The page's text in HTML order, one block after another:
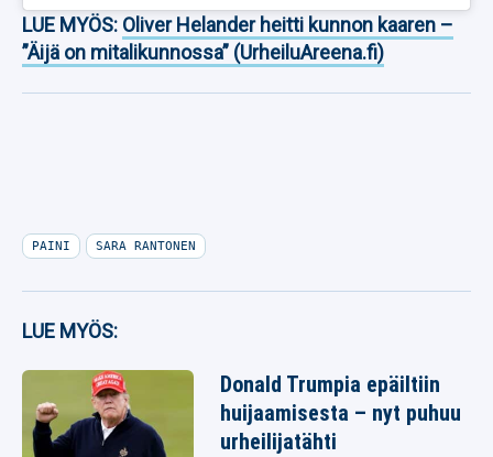
LUE MYÖS: Oliver Helander heitti kunnon kaaren –
”Äijä on mitalikunnossa” (UrheiluAreena.fi)
PAINI SARA RANTONEN
LUE MYÖS:
Donald Trumpia epäiltiin
huijaamisesta – nyt puhuu
urheilijatähti